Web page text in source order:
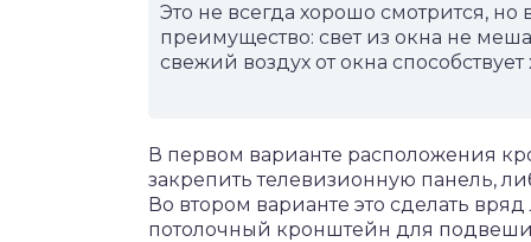
Это не всегда хорошо смотрится,
преимущество: свет из окна не
свежий воздух от окна
В первом варианте расположения
закрепить телевизионную панель,
Во втором варианте это сделать
потолочный кронштейн для